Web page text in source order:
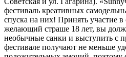
фестиваль креативных
спуска на них! Принять участие
желающий страше 18 лет, вы
необычные санки и выступить с
фестивале получают не меньше